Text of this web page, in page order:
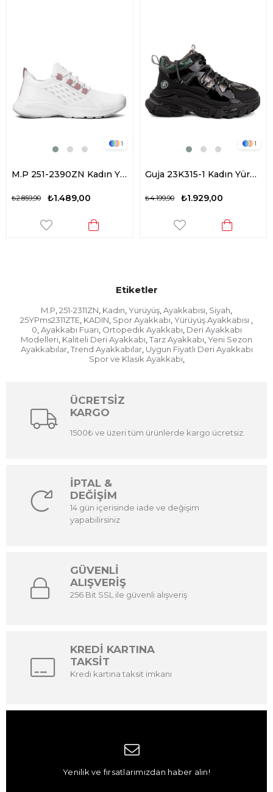
1
M.P 251-2390ZN Kadın Yürüyüş Ayakkabısı Beyaz
₺1.489,00
₺2.859,90
1
Guja 23K315-1 Kadın Yürüyüş Ayakkabısı Siyah
₺1.929,00
₺4.199,90
Etiketler
M.P, 251-2311ZN, Kadın, Yürüyüş, Ayakkabısı, Siyah,
25YPms2311ZTE, KADIN, Spor Ayakkabı, Yürüyüş Ayakkabısı ,
0, Ayakkabı Fuarı, Ortopedik Ayakkabı, Deri Ayakkabı
Modelleri, Kaliteli Deri Ayakkabı, Tarz Ayakkabı, Yeni Sezon
Ayakkabılar, Trend Ayakkabılar, Uygun Fiyatlı Deri Ayakkabı
Spor ve Klasik Ayakkabı,
ÜCRETSİZ
KARGO
1500₺ ve üzeri tüm ürünlerde kargo ücretsiz.
İPTAL &
DEĞİŞİM
14 gün içerisinde iade ve değişim
yapabilirsiniz
GÜVENLİ
ALIŞVERİŞ
256 Bit SSL ile güvenli alışveriş
KREDİ KARTINA
TAKSİT
Kredi kartına taksit imkanı
Yenilik ve fırsatlarımızdan haber alın!